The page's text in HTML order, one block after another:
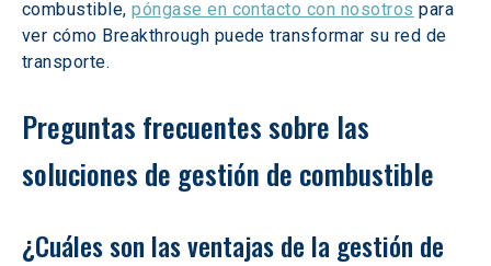
combustible, póngase en contacto con nosotros para
ver cómo Breakthrough puede transformar su red de
transporte.
Preguntas frecuentes sobre las
soluciones de gestión de combustible
¿Cuáles son las ventajas de la gestión de